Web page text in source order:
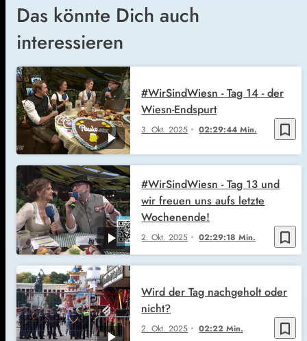
Das könnte Dich auch
interessieren
bookmark_border
3. Okt. 2025 02:29:44 Min.
#WirSindWiesn - Tag 14 - der
Wiesn-Endspurt
bookmark_border
2. Okt. 2025 02:29:18 Min.
#WirSindWiesn - Tag 13 und
wir freuen uns aufs letzte
Wochenende!
bookmark_border
2. Okt. 2025 02:22 Min.
Wird der Tag nachgeholt oder
nicht?